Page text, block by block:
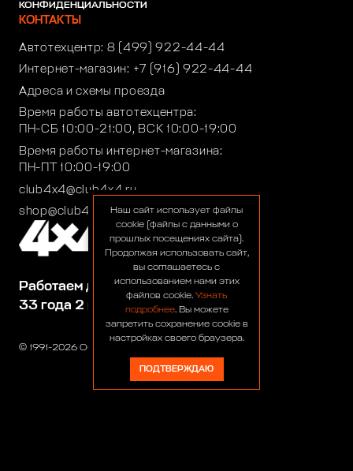
© 1991-2026 ООО «Сервис 4х4»
Работаем для вас:
33 года 2 месяца 23 дня
КОНФИДЕНЦИАЛЬНОСТИ
КОНТАКТЫ
Автотехцентр: 8 (499) 922-44-44
Интернет-магазин: +7 (916) 922-44-44
Адреса и схемы проезда
Время работы автотехцентра:
ПН-СБ 10:00-21:00, ВСК 10:00-19:00
Время работы интернет-магазина:
ПН-ПТ 10:00-19:00
club4x4@club4x4.ru
shop@club4x4.ruНаш сайт использует файлы
cookie (файлы с данными о
прошлых посещениях сайта).
Продолжая использовать сайт,
вы соглашаетесь с
использованием нами этих
файлов cookie. Узнать
подробнее. Вы можете
запретить сохранение cookie в
настройках своего браузера.
ПОДТВЕРЖДАЮ